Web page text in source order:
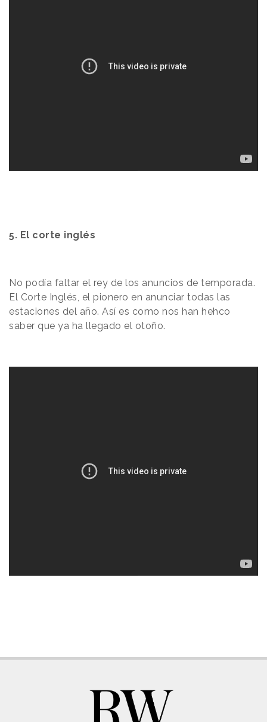
5. El corte inglés
No podía faltar el rey de los anuncios de temporada.
El Corte Inglés, el pionero en anunciar todas las
estaciones del año. Así es como nos han hehco
saber que ya ha llegado el otoño.